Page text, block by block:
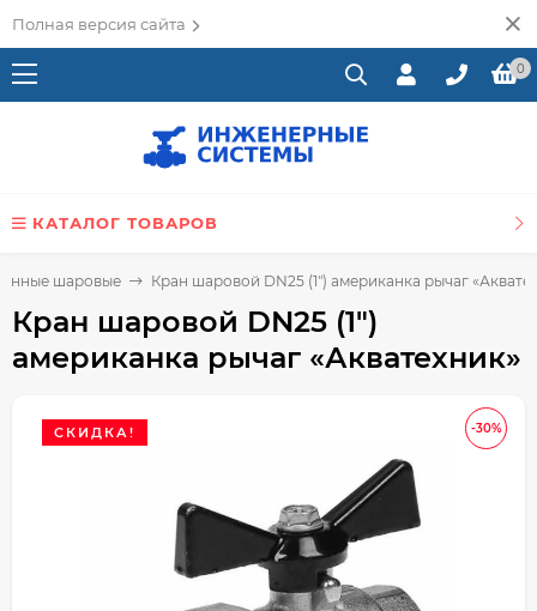
Полная версия сайта
0
КАТАЛОГ ТОВАРОВ
шаровые Кран шаровой DN25 (1") американка рычаг
Кран шаровой DN25 (1")
американка рычаг «Акватехник»
-30%
СКИДКА!